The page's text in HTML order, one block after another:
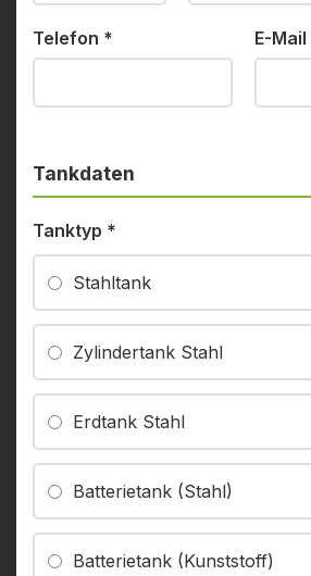
Telefon * E-Mail
Tankdaten
Tanktyp *
Stahltank
Zylindertank Stahl
Erdtank Stahl
Batterietank (Stahl)
Batterietank (Kunststoff)